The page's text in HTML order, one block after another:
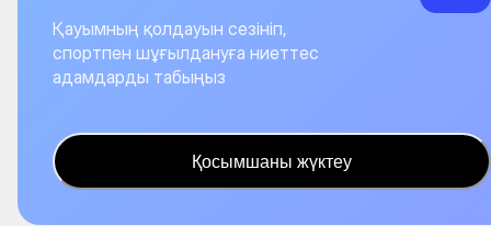
Қауымның қолдауын сезініп,
спортпен шұғылдануға ниеттес
адамдарды табыңыз
Қосымшаны жүктеу